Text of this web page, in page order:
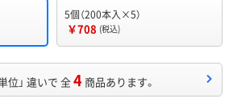
5個（200本入×5）
￥708 (税込)
位」 違いで 全4 商品あります。